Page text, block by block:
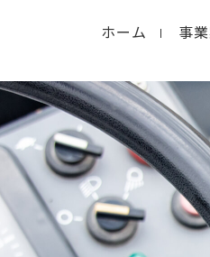
ホーム 事
/home/macolab2/
on line14